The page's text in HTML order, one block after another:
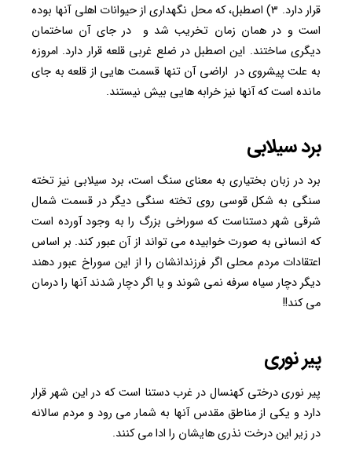
قرار دارد. ۳) اصطبل، که محل نگهداری از حیوانات اهلی آنها بوده
است و در همان زمان تخریب شد و در جای آن ساختمان
دیگری ساختند. این اصطبل در ضلع غربی قلعه قرار دارد. امروزه
به علت پیشروی در اراضی آن تنها قسمت هایی از قلعه به جای
مانده است که آنها نیز خرابه هایی بیش نیستند.
برد سیلابی
برد در زبان بختیاری به معنای سنگ است، برد سیلابی نیز تخته
سنگی به شکل قوسی روی تخته سنگی دیگر در قسمت شمال
شرقی شهر دستناست که سوراخی بزرگ را به وجود آورده است
که انسانی به صورت خوابیده می تواند از آن عبور کند. بر اساس
اعتقادات مردم محلی اگر فرزندانشان را از این سوراخ عبور دهند
دیگر دچار سیاه سرفه نمی شوند و یا اگر دچار شدند آنها را درمان
می کند!!
پیر نوری
پیر نوری درختی کهنسال در غرب دستنا است که در این شهر قرار
دارد و یکی از مناطق مقدس آنها به شمار می رود و مردم سالانه
در زیر این درخت نذری هایشان را ادا می کنند.